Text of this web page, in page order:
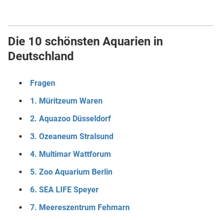
Die 10 schönsten Aquarien in
Deutschland
Fragen
1. Müritzeum Waren
2. Aquazoo Düsseldorf
3. Ozeaneum Stralsund
4. Multimar Wattforum
5. Zoo Aquarium Berlin
6. SEA LIFE Speyer
7. Meereszentrum Fehmarn